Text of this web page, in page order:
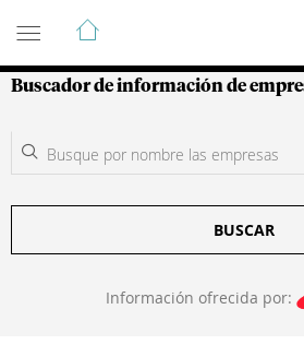
Guía de Empresas
Buscador de información de
BUSCAR
Información ofrecida por: